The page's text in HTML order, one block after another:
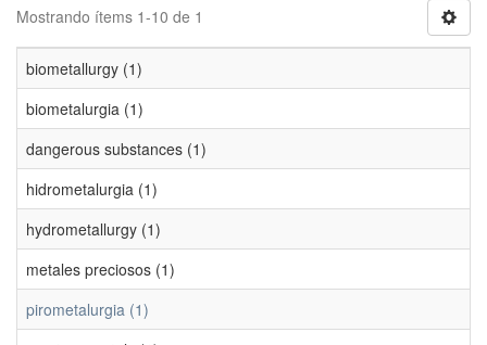
Mostrando ítems 1-10 de 1
biometallurgy (1)
biometalurgia (1)
dangerous substances (1)
hidrometalurgia (1)
hydrometallurgy (1)
metales preciosos (1)
pirometalurgia (1)